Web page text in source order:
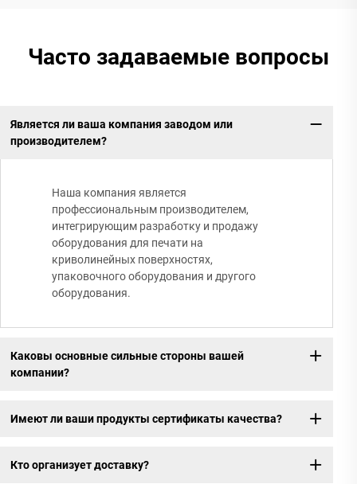
Часто задаваемые вопросы
Является ли ваша компания заводом или
производителем?
Наша компания является
профессиональным производителем,
интегрирующим разработку и продажу
оборудования для печати на
криволинейных поверхностях,
упаковочного оборудования и другого
оборудования.
Каковы основные сильные стороны вашей
компании?
Имеют ли ваши продукты сертификаты качества?
Кто организует доставку?